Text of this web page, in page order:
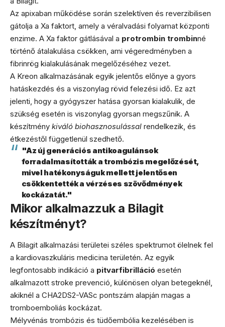
Az apixaban működése során szelektíven és reverzibilisen
gátolja a Xa faktort, amely a véralvadási folyamat központi
enzime. A Xa faktor gátlásával a protrombin trombinné
történő átalakulása csökken, ami végeredményben a
fibrinrög kialakulásának megelőzéséhez vezet.
A Kreon alkalmazásának egyik jelentős előnye a gyors
hatáskezdés és a viszonylag rövid felezési idő. Ez azt
jelenti, hogy a gyógyszer hatása gyorsan kialakulik, de
szükség esetén is viszonylag gyorsan megszűnik. A
készítmény kiváló biohasznosulással rendelkezik, és
étkezéstől függetlenül szedhető.
"Az új generációs antikoagulánsok
forradalmasították a trombózis megelőzését,
mivel hatékonyságuk mellett jelentősen
csökkentették a vérzéses szövődmények
kockázatát."
Mikor alkalmazzuk a Bilagit
készítményt?
A Bilagit alkalmazási területei széles spektrumot ölelnek fel
a kardiovaszkuláris medicina területén. Az egyik
legfontosabb indikáció a pitvarfibrilláció esetén
alkalmazott stroke prevenció, különösen olyan betegeknél,
akiknél a CHA2DS2-VASc pontszám alapján magas a
tromboemboliás kockázat.
Mélyvénás trombózis és tüdőembólia kezelésében is